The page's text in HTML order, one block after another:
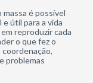
é possível
útil para a vida
reproduzir cada
o que fez o
problemas